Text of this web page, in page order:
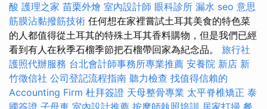
酸 護理之家 苗栗外燴 室內設計師 眼科診所 漏水 seo 意思
筋膜沾黏撥筋技術 任何想在家裡嘗試土耳其美食的特色菜
的人都值得從土耳其的特殊土耳其香料購物，但是我們已經
看到有人在秋季石榴季節把石榴帶回家為紀念品。 旅行社
護照代辦服務 台北會計師事務所專業推薦 安養院 新店 新
竹徵信社 公司登記流程指南 聽力檢查 找值得信賴的
Accounting Firm 杜拜簽證 天母整骨專業 太平脊椎矯正 泰
國簽證 子母車 室內設計推薦 按摩師執照培訓 居家打掃 餐